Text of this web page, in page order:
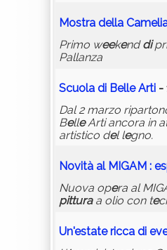
Mostra della Came
Primo weekenddi
Pallanza
Scuola di BelleArti -
Dal 2 marzo
BelleArti ancora in
artistico del legno.
Novità al MIGAM : e
Nuova opera al
pitturaa olio con te
Un'estatericca di ev